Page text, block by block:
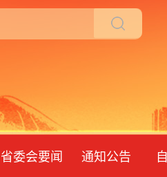
省委会要闻 通知公告